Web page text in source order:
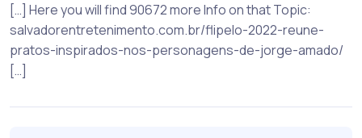
[…] Here you will find 90672 more Info on that Topic:
salvadorentretenimento.com.br/flipelo-2022-reune-
pratos-inspirados-nos-personagens-de-jorge-amado/
[…]